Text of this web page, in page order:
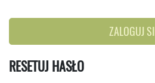
ZALOGUJ
RESETUJ HASŁO